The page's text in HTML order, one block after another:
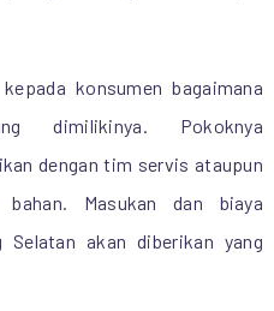
konsumen bagaimana
dimilikinya. Pokoknya
dengan tim servis ataupun
Masukan dan biaya
akan diberikan yang